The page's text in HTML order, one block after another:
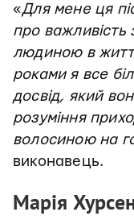
«Для мене ця
про важливість
людиною в
роками я все
досвід, який
розуміння
волосиною на
виконавець.
Марія